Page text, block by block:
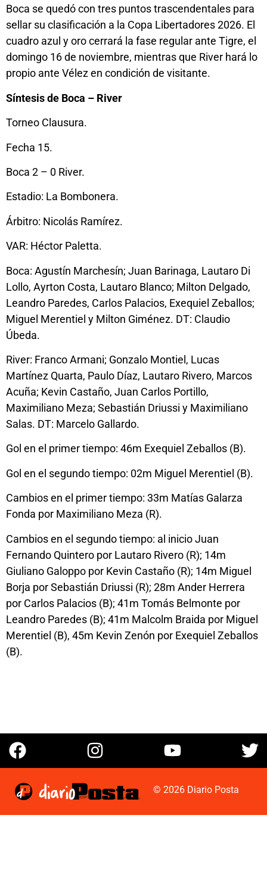
Boca se quedó con tres puntos trascendentales para
sellar su clasificación a la Copa Libertadores 2026. El
cuadro azul y oro cerrará la fase regular ante Tigre, el
domingo 16 de noviembre, mientras que River hará lo
propio ante Vélez en condición de visitante.
Síntesis de Boca – River
Torneo Clausura.
Fecha 15.
Boca 2 – 0 River.
Estadio: La Bombonera.
Árbitro: Nicolás Ramírez.
VAR: Héctor Paletta.
Boca: Agustín Marchesín; Juan Barinaga, Lautaro Di
Lollo, Ayrton Costa, Lautaro Blanco; Milton Delgado,
Leandro Paredes, Carlos Palacios, Exequiel Zeballos;
Miguel Merentiel y Milton Giménez. DT: Claudio
Úbeda.
River: Franco Armani; Gonzalo Montiel, Lucas
Martínez Quarta, Paulo Díaz, Lautaro Rivero, Marcos
Acuña; Kevin Castaño, Juan Carlos Portillo,
Maximiliano Meza; Sebastián Driussi y Maximiliano
Salas. DT: Marcelo Gallardo.
Gol en el primer tiempo: 46m Exequiel Zeballos (B).
Gol en el segundo tiempo: 02m Miguel Merentiel (B).
Cambios en el primer tiempo: 33m Matías Galarza
Fonda por Maximiliano Meza (R).
Cambios en el segundo tiempo: al inicio Juan
Fernando Quintero por Lautaro Rivero (R); 14m
Giuliano Galoppo por Kevin Castaño (R); 14m Miguel
Borja por Sebastián Driussi (R); 28m Ander Herrera
por Carlos Palacios (B); 41m Tomás Belmonte por
Leandro Paredes (B); 41m Malcolm Braida por Miguel
Merentiel (B), 45m Kevin Zenón por Exequiel Zeballos
(B).
© 2026 Diario Posta